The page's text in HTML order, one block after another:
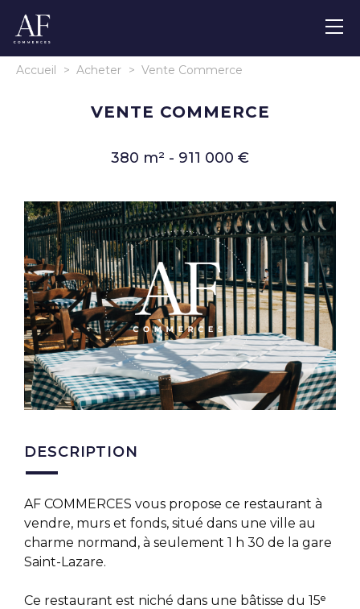
Accueil > Acheter > Vente Commerce
VENTE COMMERCE
380 m² - 911 000 €
DESCRIPTION
AF COMMERCES vous propose ce restaurant à
vendre, murs et fonds, situé dans une ville au
charme normand, à seulement 1 h 30 de la gare
Saint-Lazare.
Ce restaurant est niché dans une bâtisse du 15ᵉ